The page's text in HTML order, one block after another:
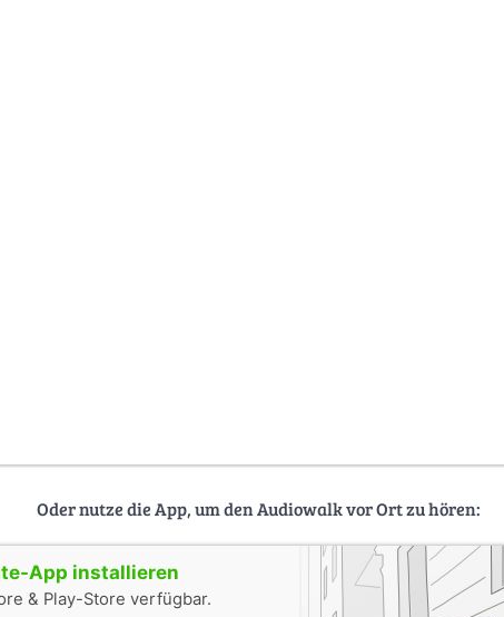
Oder nutze die App, um den Audiowalk vor Ort zu hören:
App installieren
& Play-Store verfügbar.